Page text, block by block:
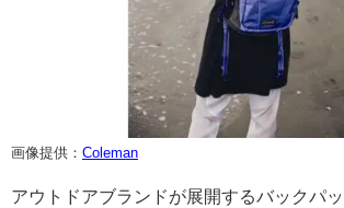
画像提供： Coleman
アウトドアブランドが展開するバックパ